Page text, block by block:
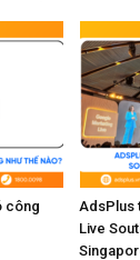
công
AdsPlus
Live